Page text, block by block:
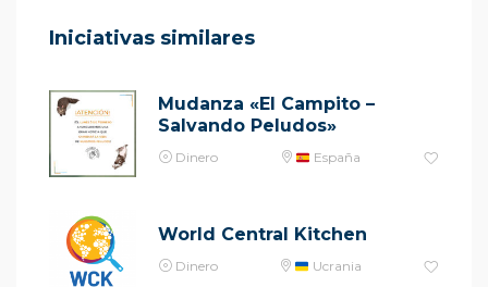
Iniciativas similares
Mudanza «El Campito –
Salvando Peludos»
Dinero España
World Central Kitchen
Dinero Ucrania